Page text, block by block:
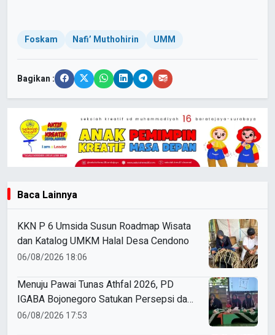
Foskam Nafi’ Muthohirin UMM
Bagikan :
Baca Lainnya
KKN P 6 Umsida Susun Roadmap Wisata
dan Katalog UMKM Halal Desa Cendono
06/08/2026 18:06
Menuju Pawai Tunas Athfal 2026, PD
IGABA Bojonegoro Satukan Persepsi dan
Utamakan Keselamatan Anak
06/08/2026 17:53